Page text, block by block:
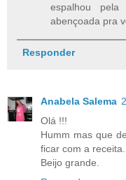
espalhou pela
abençoada pra
Responder
Anabela Salema
Olá !!!
Humm mas que
ficar com a receita.
Beijo grande.